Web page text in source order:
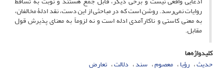
روایات نمی‌رسد. روشن است که در مباحثی از این دست، نقد ادلۀ مخالفان،
به معنی کاستی و ناکارآمدی ادله است و نه لزوماً به معنای پذیرش قول
مقابل.
کلیدواژه‌ها
حدیث رؤیا معصوم سند دلالت تعارض